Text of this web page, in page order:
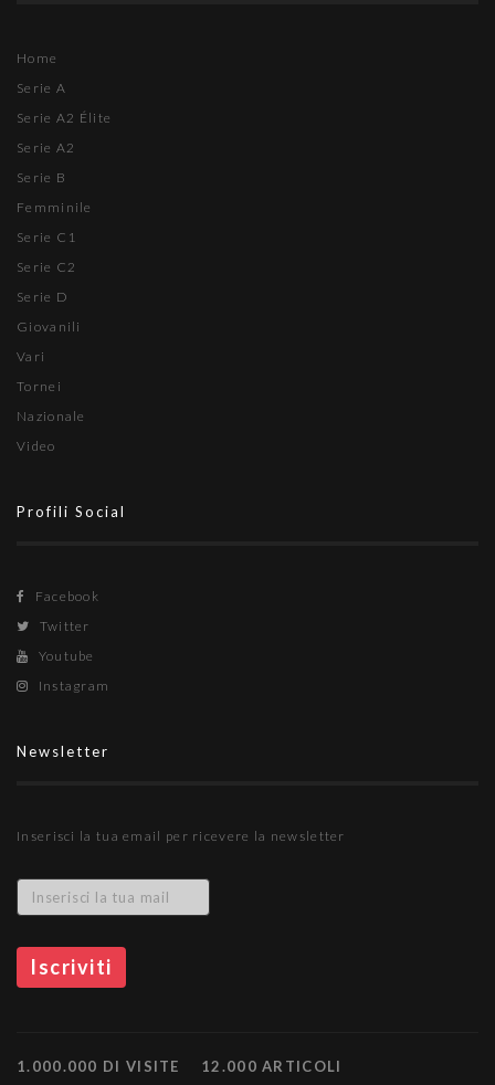
Home
Serie A
Serie A2 Élite
Serie A2
Serie B
Femminile
Serie C1
Serie C2
Serie D
Giovanili
Vari
Tornei
Nazionale
Video
Profili Social
Facebook
Twitter
Youtube
Instagram
Newsletter
Inserisci la tua email per ricevere la newsletter
1.000.000 DI VISITE 12.000 ARTICOLI